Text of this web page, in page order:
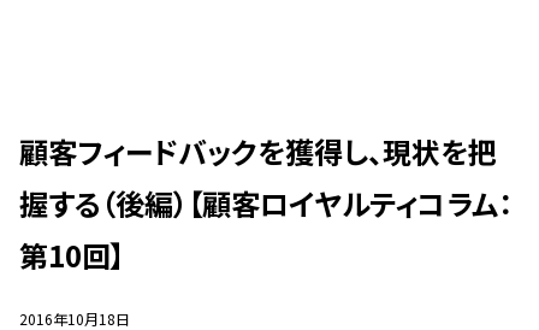
顧客フィードバックを獲得し、現状を把
握する（後編）【顧客ロイヤルティコラム：
第10回】
2016年10月18日